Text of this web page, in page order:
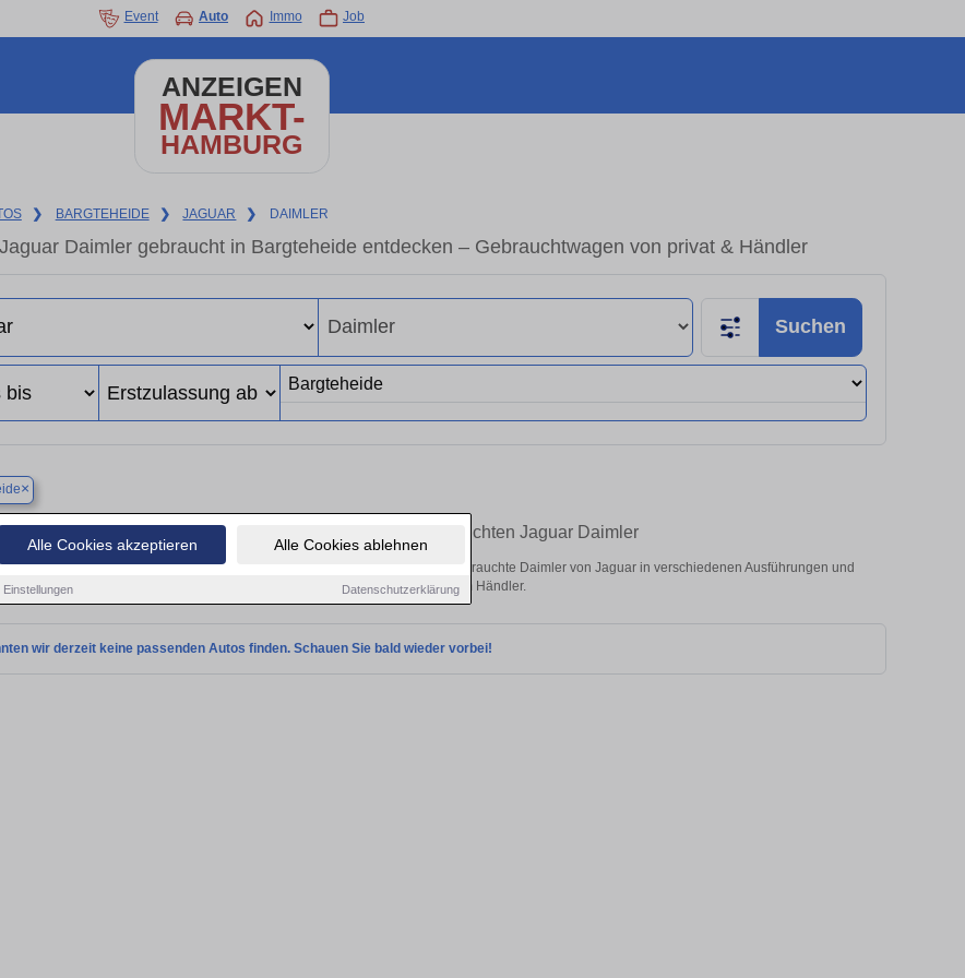
Alle Cookies akzeptieren Alle Cookies ablehnen
Einstellungen Datenschutzerklärung
Event Auto Immo Job
ANZEIGEN
MARKT-
HAMBURG
❯ BARGTEHEIDE ❯ JAGUAR ❯ DAIMLER
Jaguar Daimler gebraucht in Bargteheide entdecken – Gebrauchtwagen von privat & Händler
Suchen
×
Finden Sie in Bargteheide Ihren gebrauchten Jaguar Daimler
in Bargteheide einen Jaguar Daimler Gebrauchtwagen? Entdecken Sie gebrauchte Daimler von Jaguar in verschiedenen Ausführungen und
Preisklassen von privat und vom Händler.
wir derzeit keine passenden Autos finden. Schauen Sie bald wieder vorbei!